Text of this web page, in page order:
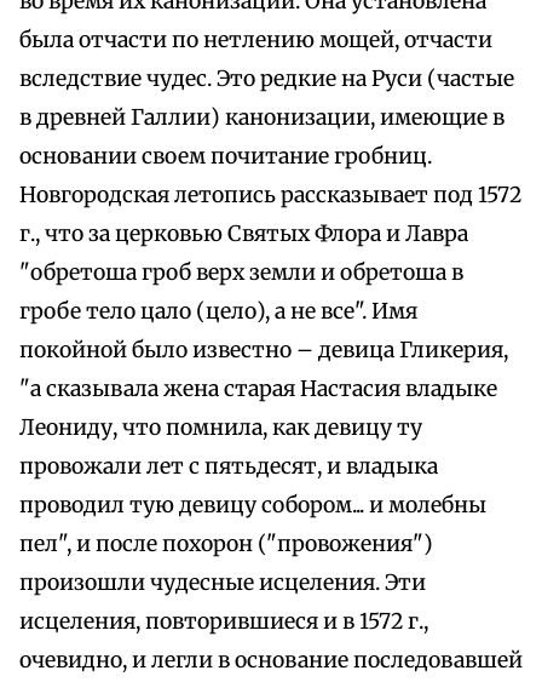
была отчасти по нетлению мощей, отчасти
вследствие чудес. Это редкие на Руси (частые
в древней Галлии) канонизации, имеющие в
основании своем почитание гробниц.
Новгородская летопись рассказывает под 1572
г., что за церковью Святых Флора и Лавра
"обретоша гроб верх земли и обретоша в
гробе тело цало (цело), а не все". Имя
покойной было известно – девица Гликерия,
"а сказывала жена старая Настасия владыке
Леониду, что помнила, как девицу ту
провожали лет с пятьдесят, и владыка
проводил тую девицу собором... и молебны
пел", и после похорон ("провожения")
произошли чудесные исцеления. Эти
исцеления, повторившиеся и в 1572 г.,
очевидно, и легли в основание последовавшей